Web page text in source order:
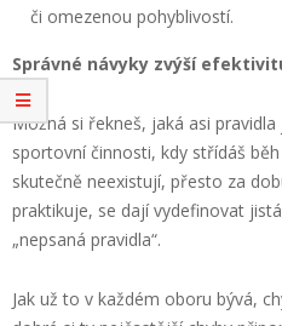
či omezenou pohyblivostí.
Správné návyky zvýší
Možná si řekneš, jaká asi
sportovní činnosti, kdy střídáš
skutečně neexistují, přesto za
praktikuje, se dají vydefinovat
„nepsaná pravidla“.
Jak už to v každém oboru bývá,